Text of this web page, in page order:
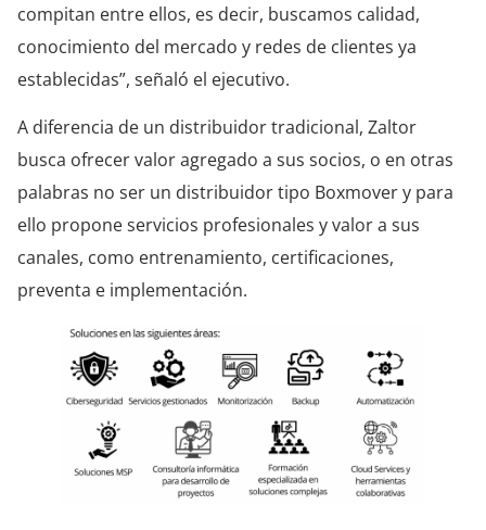
compitan entre ellos, es decir, buscamos calidad,
conocimiento del mercado y redes de clientes ya
establecidas”, señaló el ejecutivo.
A diferencia de un distribuidor tradicional, Zaltor
busca ofrecer valor agregado a sus socios, o en otras
palabras no ser un distribuidor tipo Boxmover y para
ello propone servicios profesionales y valor a sus
canales, como entrenamiento, certificaciones,
preventa e implementación.